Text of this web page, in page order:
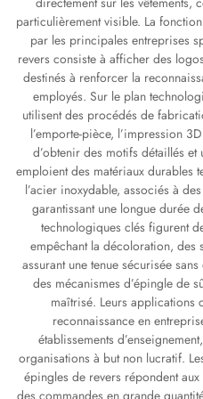
particulièrement visible. La
par les principales entreprises
revers consiste à afficher des
destinés à renforcer la
employés. Sur le plan
utilisent des procédés de
l’emporte-pièce, l’impression
d’obtenir des motifs détaillés et
emploient des matériaux durables
l’acier inoxydable, associés à
garantissant une longue durée
technologiques clés figurent
empêchant la décoloration, des
assurant une tenue sécurisée
des mécanismes d’épingle de
maîtrisé. Leurs applications
reconnaissance en
établissements
organisations à but non lucratif.
épingles de revers répondent
des commandes en grande